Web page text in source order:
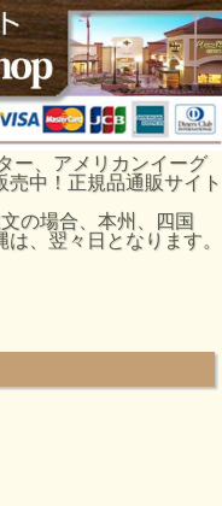
ー、アメリカンイーグ
売中！正規品通販サイト
の場合、本州、四国
、翌々日となります。